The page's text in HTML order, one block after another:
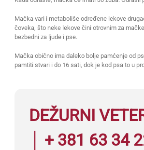
Mačka vari i metaboliše određene lekove
čoveka, što neke lekove čini otrovnim za
bezbedni za ljude i pse.
Mačka obično ima daleko bolje pamćenje od
pamtiti stvari i do 16 sati, dok je kod psa to u
DEŽURNI
│ + 381 63 34